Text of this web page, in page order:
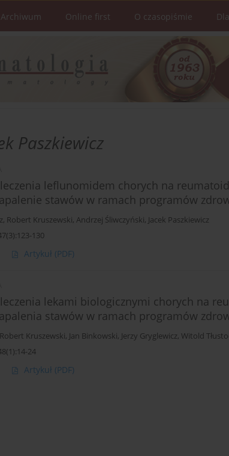
Archiwum Online first O czasopiśmie
Paszkiewicz
leflunomidem chorych na
stawów w ramach programów
, Robert Kruszewski, Andrzej Śliwczyński, Jacek Paszkiewicz
130
Artykuł (PDF)
lekami biologicznymi chorych na
stawów w ramach programów
Robert Kruszewski, Jan Binkowski, Jerzy Gryglewicz, Witold
24
Artykuł (PDF)